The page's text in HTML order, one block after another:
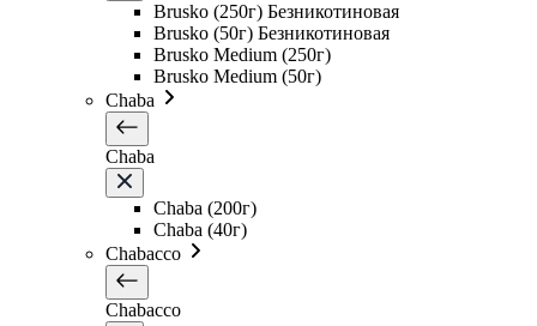
Brusko (250г) Безникотиновая
Brusko (50г) Безникотиновая
Brusko Medium (250г)
Brusko Medium (50г)
Chaba
Chaba
Chaba (200г)
Chaba (40г)
Chabacco
Chabacco